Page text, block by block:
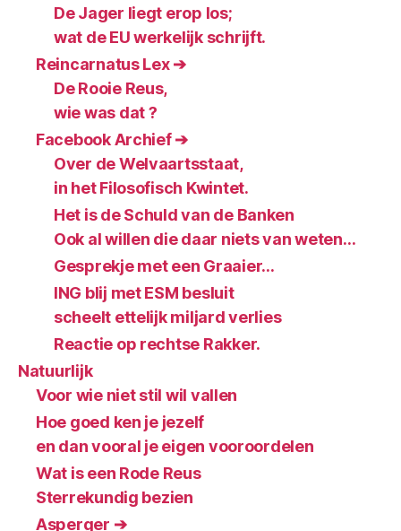
De Jager liegt erop los;
wat de EU werkelijk schrijft.
Reincarnatus Lex ➔
De Rooie Reus,
wie was dat ?
Facebook Archief ➔
Over de Welvaartsstaat,
in het Filosofisch Kwintet.
Het is de Schuld van de Banken
Ook al willen die daar niets van weten…
Gesprekje met een Graaier…
ING blij met ESM besluit
scheelt ettelijk miljard verlies
Reactie op rechtse Rakker.
Natuurlijk
Voor wie niet stil wil vallen
Hoe goed ken je jezelf
en dan vooral je eigen vooroordelen
Wat is een Rode Reus
Sterrekundig bezien
Asperger ➔